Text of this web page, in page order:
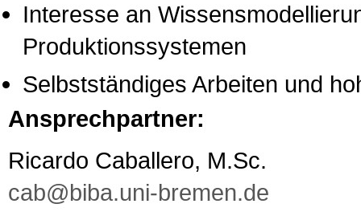
Interesse an
Produktionssystemen
Selbstständiges Arbeiten und
Ansprechpartner:
Ricardo Caballero, M.Sc.
cab@biba.uni-bremen.de